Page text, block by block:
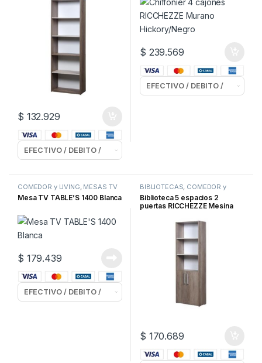
$ 132.929
$ 239.569
COMEDOR y LIVING, MESAS TV
Mesa TV TABLE’S 1400 Blanca
$ 179.439
BIBLIOTECAS, COMEDOR y
LIVING OFICINA
Biblioteca 5 espacios 2
puertas RICCHEZZE Mesina
$ 170.689